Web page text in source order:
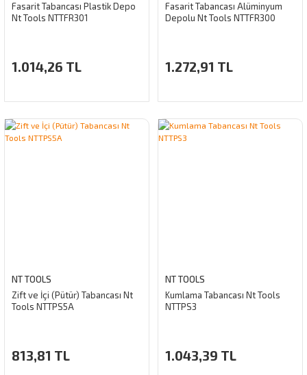
Fasarit Tabancası Plastik Depo
Nt Tools NTTFR301
1.014,26 TL
Fasarit Tabancası Alüminyum
Depolu Nt Tools NTTFR300
1.272,91 TL
NT TOOLS
Zift ve İçi (Pütür) Tabancası Nt
Tools NTTPS5A
813,81 TL
NT TOOLS
Kumlama Tabancası Nt Tools
NTTPS3
1.043,39 TL